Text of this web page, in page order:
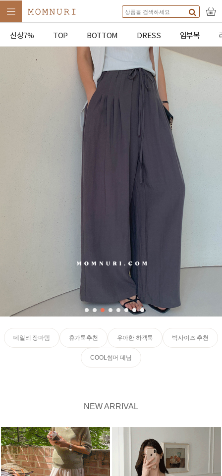
신상7% TOP BOTTOM DRESS 임부복
데일리 장마템 휴가룩추천 우아한 하객룩 빅사이즈 추천
COOL썸머 데님
NEW ARRIVAL